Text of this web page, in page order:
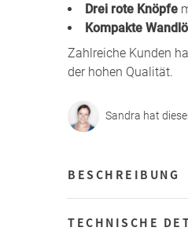
Drei rote Knöpfe
Kompakte
Zahlreiche Kunden
der hohen Qualität.
Sandra hat
BESCHREIBUNG
TECHNISCHE